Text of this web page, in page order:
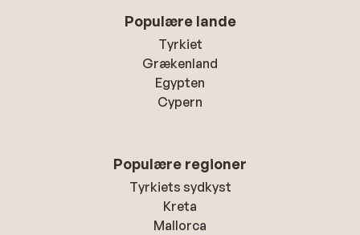
Populære lande
Tyrkiet
Grækenland
Egypten
Cypern
Populære regioner
Tyrkiets sydkyst
Kreta
Mallorca